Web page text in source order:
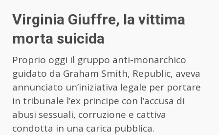
Virginia Giuffre, la vittima
morta suicida
Proprio oggi il gruppo anti-monarchico
guidato da Graham Smith, Republic, aveva
annunciato un’iniziativa legale per portare
in tribunale l’ex principe con l’accusa di
abusi sessuali, corruzione e cattiva
condotta in una carica pubblica.